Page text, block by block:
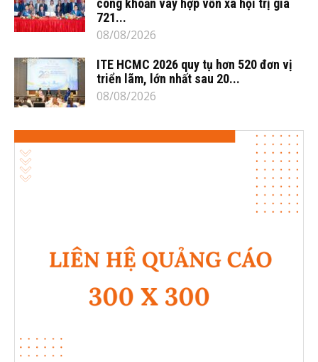
721...
08/08/2026
ITE HCMC 2026 quy tụ hơn 520 đơn vị
triển lãm, lớn nhất sau 20...
08/08/2026